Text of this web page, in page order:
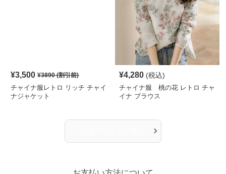
¥3,500 ¥3890(割引前)
チャイナ服レトロ リッチ チャイ
ナジャケット
¥4,280 (税込)
チャイナ服 桃の花 レトロ チャ
イナ ブラウス
›